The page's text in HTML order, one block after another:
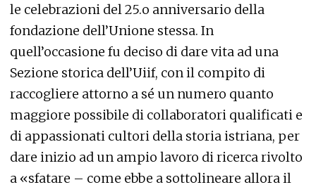
le celebrazioni del 25.o anniversario della
fondazione dell’Unione stessa. In
quell’occasione fu deciso di dare vita ad una
Sezione storica dell’Uiif, con il compito di
raccogliere attorno a sé un numero quanto
maggiore possibile di collaboratori qualificati e
di appassionati cultori della storia istriana, per
dare inizio ad un ampio lavoro di ricerca rivolto
a «sfatare – come ebbe a sottolineare allora il